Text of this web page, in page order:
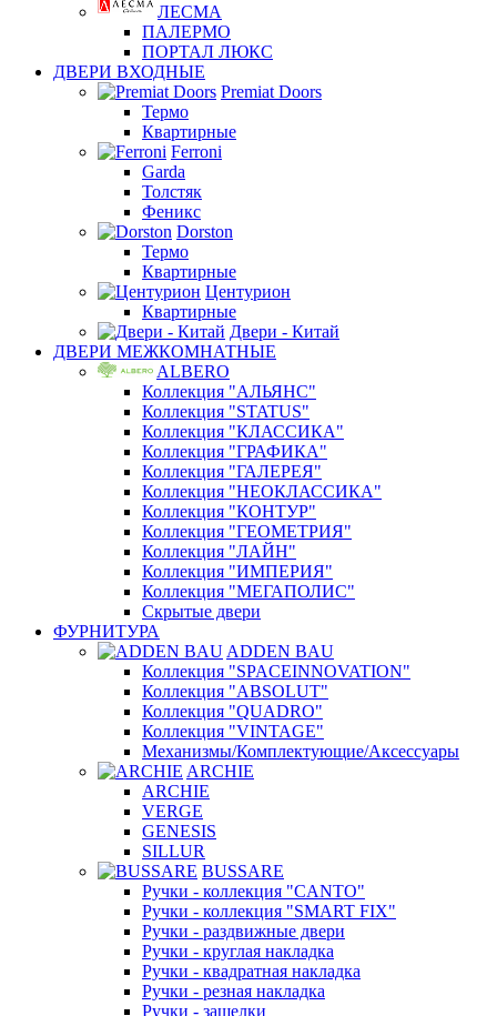
ЛЕСМА
ПАЛЕРМО
ПОРТАЛ ЛЮКС
ДВЕРИ ВХОДНЫЕ
Premiat Doors
Термо
Квартирные
Ferroni
Garda
Толстяк
Феникс
Dorston
Термо
Квартирные
Центурион
Квартирные
Двери - Китай
ДВЕРИ МЕЖКОМНАТНЫЕ
ALBERO
Коллекция "АЛЬЯНС"
Коллекция "STATUS"
Коллекция "КЛАССИКА"
Коллекция "ГРАФИКА"
Коллекция "ГАЛЕРЕЯ"
Коллекция "НЕОКЛАССИКА"
Коллекция "КОНТУР"
Коллекция "ГЕОМЕТРИЯ"
Коллекция "ЛАЙН"
Коллекция "ИМПЕРИЯ"
Коллекция "МЕГАПОЛИС"
Скрытые двери
ФУРНИТУРА
ADDEN BAU
Коллекция "SPACEINNOVATION"
Коллекция "ABSOLUT"
Коллекция "QUADRO"
Коллекция "VINTAGE"
Механизмы/Комплектующие/Аксессуары
ARCHIE
ARCHIE
VERGE
GENESIS
SILLUR
BUSSARE
Ручки - коллекция "CANTO"
Ручки - коллекция "SMART FIX"
Ручки - раздвижные двери
Ручки - круглая накладка
Ручки - квадратная накладка
Ручки - резная накладка
Ручки - защелки